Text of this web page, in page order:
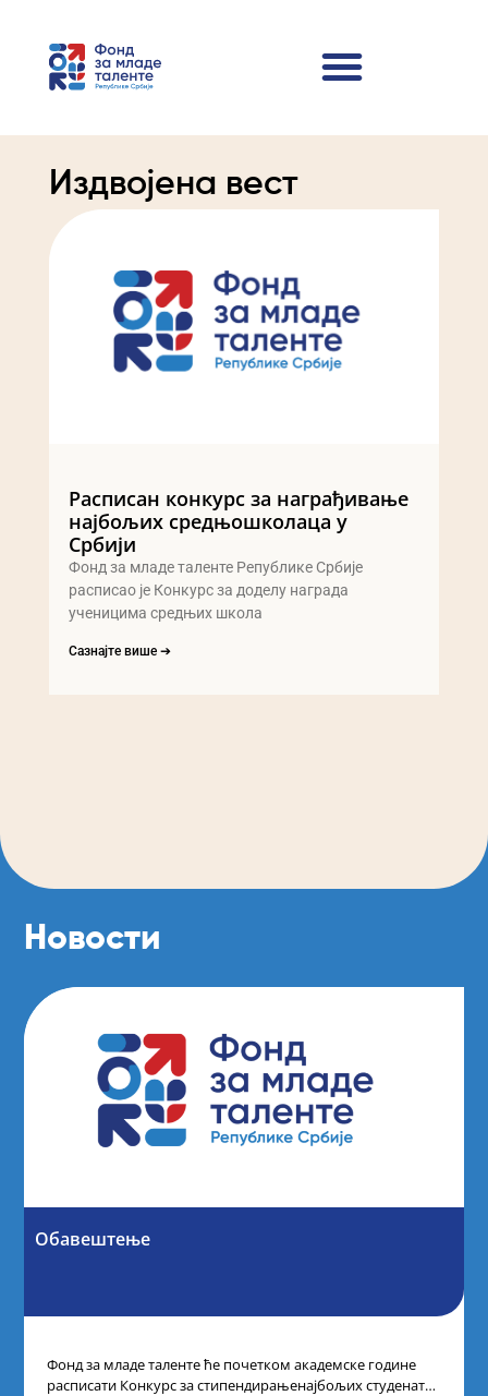
Издвојена вест
Расписан конкурс за награђивање
најбољих средњошколаца у
Србији
Фонд за младе таленте Републике Србије
расписао је Конкурс за доделу награда
ученицима средњих школа
Сазнајте више ➔
Новости
Обавештење
Фонд за младе таленте ће почетком академске године
расписати Конкурс за стипендирањенајбољих студената